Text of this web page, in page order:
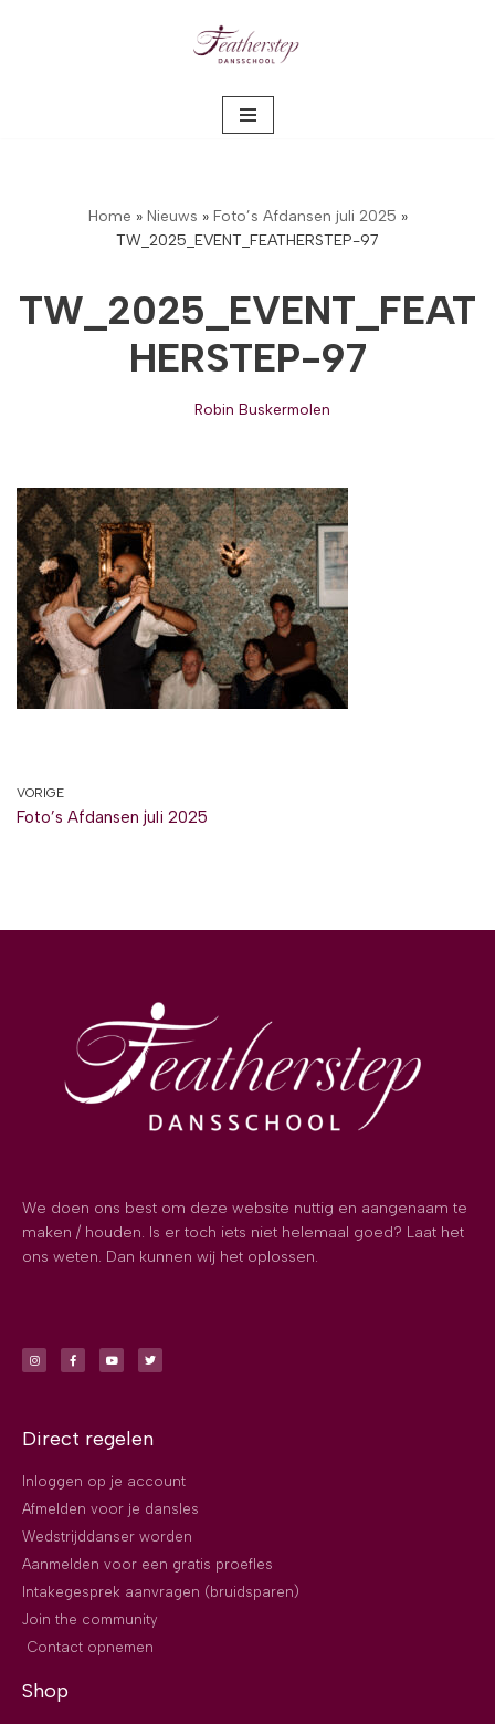
Home » Nieuws » Foto’s Afdansen juli 2025 »
TW_2025_EVENT_FEATHERSTEP-97
TW_2025_EVENT_FEAT
HERSTEP-97
Robin Buskermolen
VORIGE
Foto’s Afdansen juli 2025
We doen ons best om deze website nuttig en aangenaam te
maken / houden. Is er toch iets niet helemaal goed? Laat het
ons weten. Dan kunnen wij het oplossen.
Direct regelen
Inloggen op je account
Afmelden voor je dansles
Wedstrijddanser worden
Aanmelden voor een gratis proefles
Intakegesprek aanvragen (bruidsparen)
Join the community
Contact opnemen
Shop